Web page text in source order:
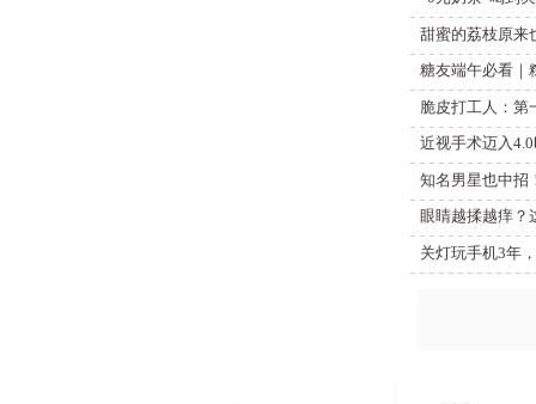
甜蜜的荔枝原来
糖友端午必看｜
脆皮打工人：第
近视手术迈入
知名男星也中招
眼睛越揉越痒？
关灯玩手机3年